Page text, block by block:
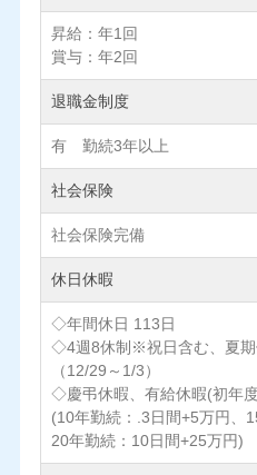
昇給：年1回
賞与：年2回
退職金制度
有 勤続3年以上
社会保険
社会保険完備
休日休暇
◇年間休日 113日
◇4週8休制※祝日含む、夏期
（12/29～1/3）
◇慶弔休暇、有給休暇(初年
(10年勤続：.3日間+5万円、
20年勤続：10日間+25万円)